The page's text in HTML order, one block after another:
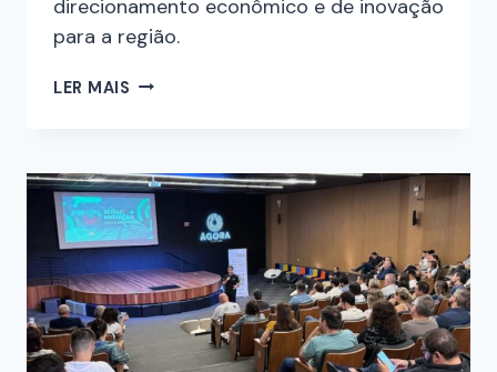
direcionamento econômico e de inovação
para a região.
LER MAIS